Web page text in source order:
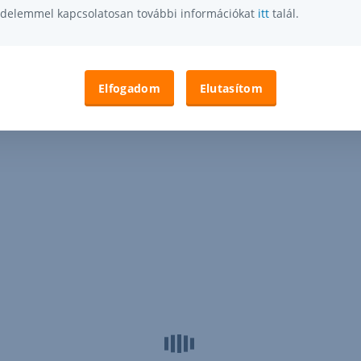
kapcsolatosan további információkat itt talál.
Elfogadom Elutasítom